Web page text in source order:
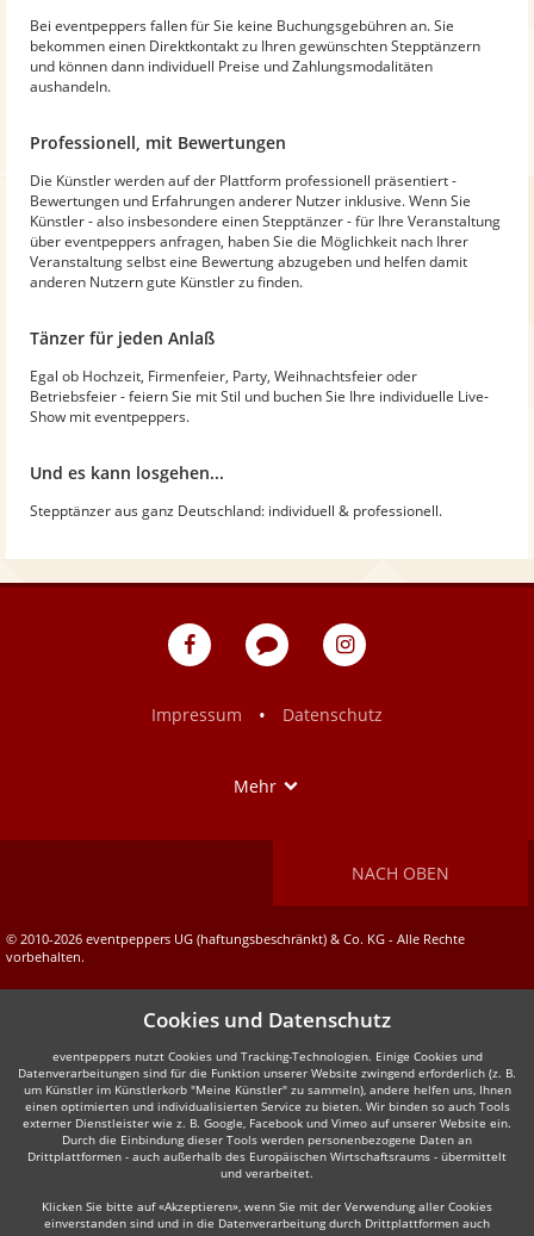
Bei eventpeppers fallen für Sie keine Buchungsgebühren an. Sie
bekommen einen Direktkontakt zu Ihren gewünschten Stepptänzern
und können dann individuell Preise und Zahlungsmodalitäten
aushandeln.
Professionell, mit Bewertungen
Die Künstler werden auf der Plattform professionell präsentiert -
Bewertungen und Erfahrungen anderer Nutzer inklusive. Wenn Sie
Künstler - also insbesondere einen Stepptänzer - für Ihre Veranstaltung
über eventpeppers anfragen, haben Sie die Möglichkeit nach Ihrer
Veranstaltung selbst eine Bewertung abzugeben und helfen damit
anderen Nutzern gute Künstler zu finden.
Tänzer für jeden Anlaß
Egal ob Hochzeit, Firmenfeier, Party, Weihnachtsfeier oder
Betriebsfeier - feiern Sie mit Stil und buchen Sie Ihre individuelle Live-
Show mit eventpeppers.
Und es kann losgehen...
Stepptänzer aus ganz Deutschland: individuell & professionell.
eventpeppers
Blog
eventpeppers
Impressum
• Datenschutz
Mehr
NACH OBEN
© 2010-2026 eventpeppers UG (haftungsbeschränkt) & Co. KG - Alle Rechte
vorbehalten.
Cookies und Datenschutz
eventpeppers nutzt Cookies und Tracking-Technologien. Einige Cookies und
Datenverarbeitungen sind für die Funktion unserer Website zwingend erforderlich (z. B.
um Künstler im Künstlerkorb "Meine Künstler" zu sammeln), andere helfen uns, Ihnen
einen optimierten und individualisierten Service zu bieten. Wir binden so auch Tools
externer Dienstleister wie z. B. Google, Facebook und Vimeo auf unserer Website ein.
Durch die Einbindung dieser Tools werden personenbezogene Daten an
Drittplattformen - auch außerhalb des Europäischen Wirtschaftsraums - übermittelt
und verarbeitet.
Klicken Sie bitte auf «Akzeptieren», wenn Sie mit der Verwendung aller Cookies
einverstanden sind und in die Datenverarbeitung durch Drittplattformen auch